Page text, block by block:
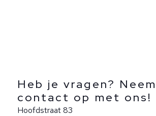
Heb je vragen? Neem
contact op met ons!
Hoofdstraat 83